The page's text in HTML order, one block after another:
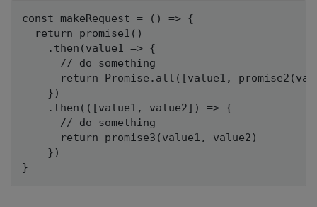
const makeRequest = () => {
  return promise1()
    .then(value1 => {
      // do something
return Promise.all([value1,
    })
    .then(([value1, value2]) => {
      // do something
      return promise3(value1, value2)
    })